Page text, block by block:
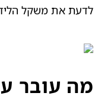
לדעת את משקל
מה עובר על